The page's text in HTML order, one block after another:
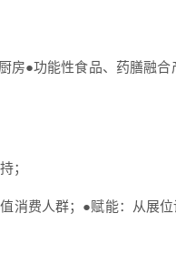
房●功能性食品、药膳融
；
消费人群；●赋能：从展位